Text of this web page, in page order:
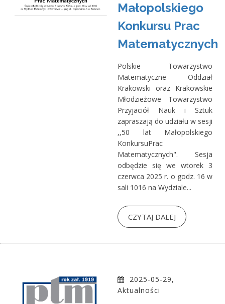
Małopolskiego
Konkursu Prac
Matematycznych
Polskie Towarzystwo
Matematyczne– Oddział
Krakowski oraz Krakowskie
Młodzieżowe Towarzystwo
Przyjaciół Nauk i Sztuk
zapraszają do udziału w sesji
,,50 lat Małopolskiego
KonkursuPrac
Matematycznych". Sesja
odbędzie się we wtorek 3
czerwca 2025 r. o godz. 16 w
sali 1016 na Wydziale...
CZYTAJ DALEJ
2025-05-29,
Aktualności